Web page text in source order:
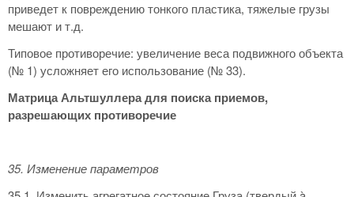
приведет к повреждению тонкого пластика, тяжелые грузы
мешают и т.д.
Типовое противоречие: увеличение веса подвижного объекта
(№ 1) усложняет его использование (№ 33).
Матрица Альтшуллера для поиска приемов,
разрешающих противоречие
35. Изменение параметров